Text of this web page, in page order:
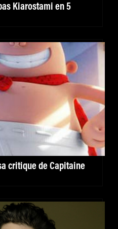
Kiarostami en 5
critique de Capitaine